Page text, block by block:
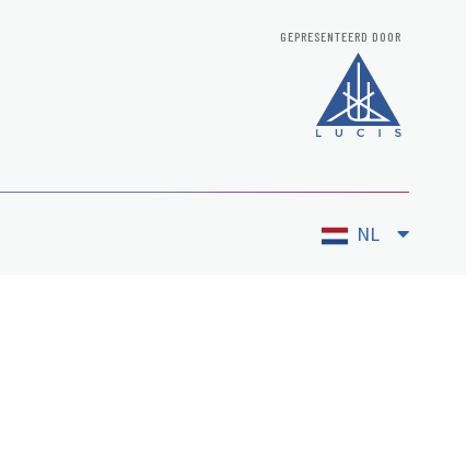
GEPRESENTEERD DOOR
NL